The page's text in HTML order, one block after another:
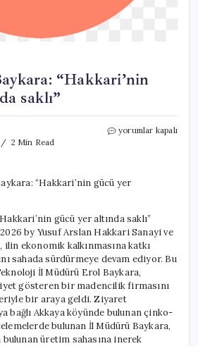
“Hakkari’nin
saklı”
2 Min Read
Müdür
yer
saklı”
için
yorumlar kapalı
gücü yer altında saklı”
by Yusuf Arslan Hakkari Sanayi ve
ekonomik kalkınmasına katkı
sahada sürdürmeye devam ediyor. Bu
İl Müdürü Erol Baykara,
gösteren bir madencilik firmasını
bir araya geldi. Ziyaret
bağlı Akkaya köyünde bulunan çinko-
bulunan İl Müdürü Baykara,
üretim sahasına inerek